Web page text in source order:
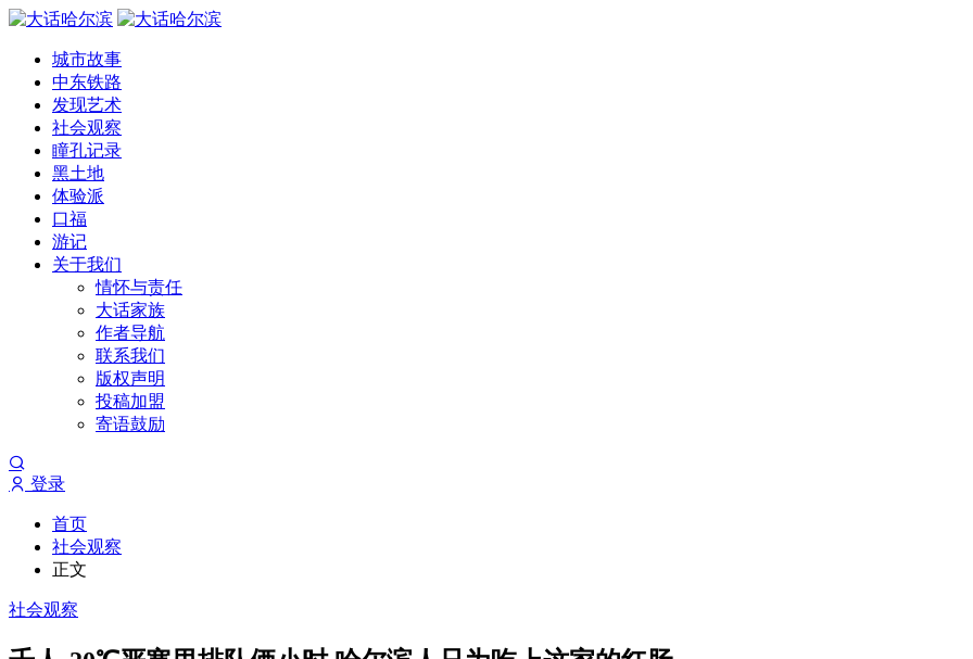
城市故事
中东铁路
发现艺术
社会观察
瞳孔记录
黑土地
体验派
口福
游记
关于我们
情怀与责任
大话家族
作者导航
联系我们
版权声明
投稿加盟
寄语鼓励
登录
首页
社会观察
正文
社会观察